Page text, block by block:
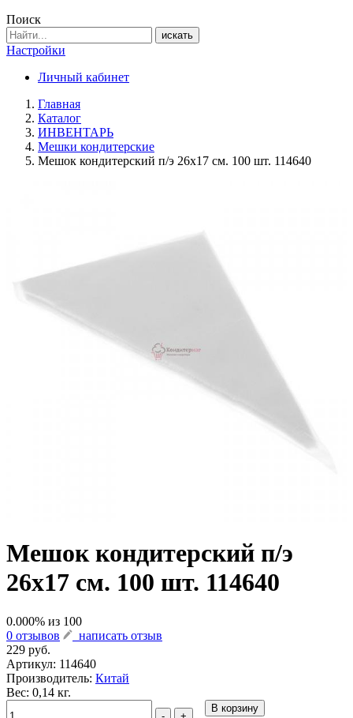
Поиск
искать
Настройки
Личный кабинет
Главная
Каталог
ИНВЕНТАРЬ
Мешки кондитерские
Мешок кондитерский п/э 26х17 см. 100 шт. 114640
Мешок кондитерский п/э
26х17 см. 100 шт. 114640
0.000% из 100
0 отзывов
написать отзыв
229 руб.
Артикул: 114640
Производитель: Китай
Вес: 0,14 кг.
В корзину